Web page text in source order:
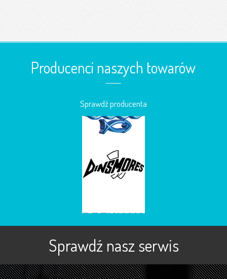
Producenci naszych towarów
Sprawdź producenta
Sprawdź nasz serwis